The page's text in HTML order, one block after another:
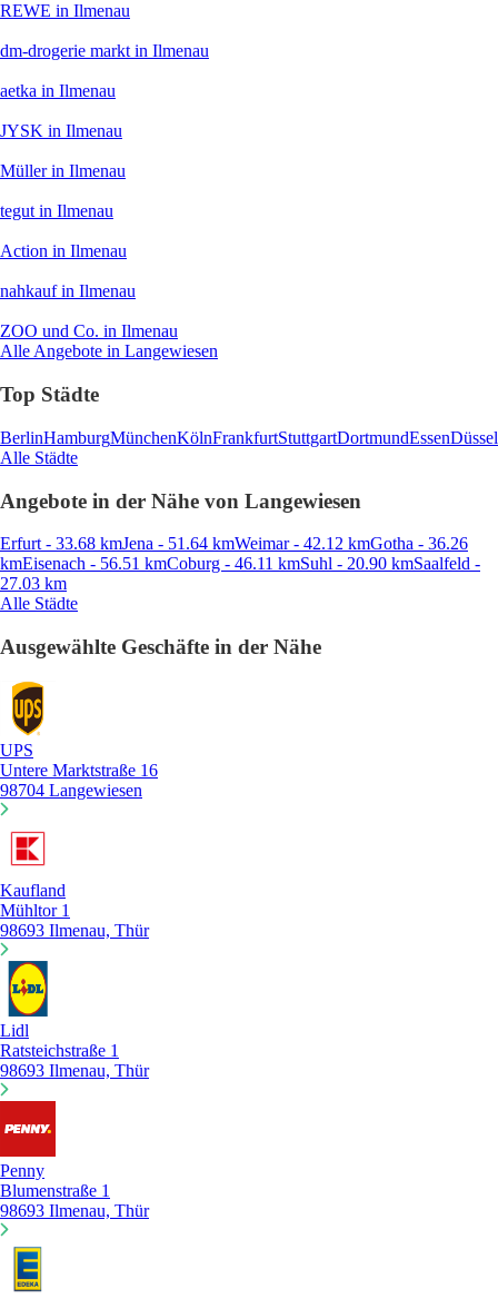
REWE in Ilmenau
dm-drogerie markt in Ilmenau
aetka in Ilmenau
JYSK in Ilmenau
Müllerin Ilmenau
tegut in Ilmenau
Action in Ilmenau
nahkaufin Ilmenau
ZOO und Co. in Ilmenau
Alle Angebote in Langewiesen
Top Städte
BerlinHamburgMünchenKölnFrankfurtStuttgartDortmundEssen
Alle Städte
Angebote in der Nähe von Langewiesen
Erfurt - 33.68 kmJena - 51.64 kmWeimar - 42.12 kmGotha - 36.26
kmEisenach - 56.51 kmCoburg - 46.11 kmSuhl - 20.90 kmSaalfeld -
27.03 km
Alle Städte
Ausgewählte Geschäfte in der Nähe
UPS
Untere Marktstraße 16
98704 Langewiesen
Kaufland
Mühltor 1
98693 Ilmenau, Thür
Lidl
Ratsteichstraße 1
98693 Ilmenau, Thür
Penny
Blumenstraße 1
98693 Ilmenau, Thür